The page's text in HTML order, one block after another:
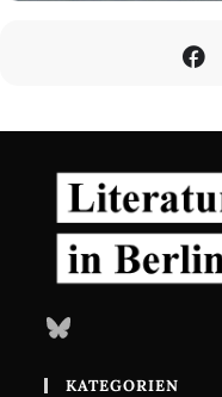
Bluesky
KATEGORIEN